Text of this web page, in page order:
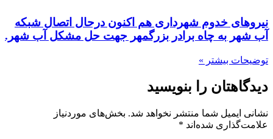
نیروهای خدوم شهرداری هم اکنون درحال اتصال شبکه
آب شهر به چاه برادر بزرگمهر جهت حل مشکل آب شهر.
توضیحات بیشتر »
دیدگاهتان را بنویسید
نشانی ایمیل شما منتشر نخواهد شد. بخش‌های موردنیاز
علامت‌گذاری شده‌اند *